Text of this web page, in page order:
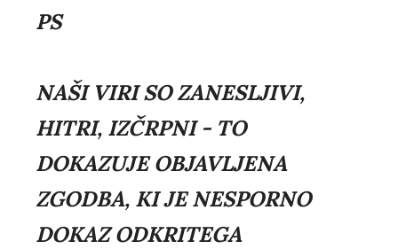
PS
NAŠI VIRI SO ZANESLJIVI,
HITRI, IZČRPNI - TO
DOKAZUJE OBJAVLJENA
ZGODBA, KI JE NESPORNO
DOKAZ ODKRITEGA